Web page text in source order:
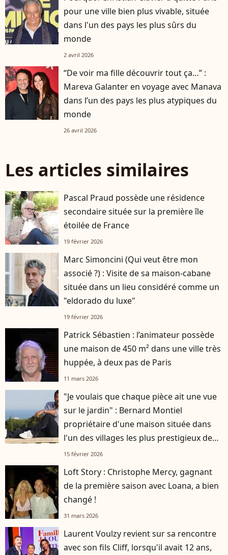
pour une ville bien plus vivable, située
dans l'un des pays les plus sûrs du
monde
2 avril 2026
“De voir ma fille découvrir tout ça…” :
Mareva Galanter en voyage avec Manava
dans l’un des pays les plus atypiques du
monde
26 avril 2026
Les articles similaires
Pascal Praud possède une résidence
secondaire située sur la première île
étoilée de France
19 février 2026
Marc Simoncini (Qui veut être mon
associé ?) : Visite de sa maison-cabane
située dans un lieu considéré comme un
"eldorado du luxe"
19 février 2026
Patrick Sébastien : l’animateur possède
une maison de 450 m² dans une ville très
huppée, à deux pas de Paris
11 mars 2026
"Je voulais que chaque pièce ait une vue
sur le jardin" : Bernard Montiel
propriétaire d'une maison située dans
l'un des villages les plus prestigieux de
France
15 février 2026
Loft Story : Christophe Mercy, gagnant
de la première saison avec Loana, a bien
changé !
31 mars 2026
Laurent Voulzy revient sur sa rencontre
avec son fils Cliff, lorsqu'il avait 12 ans,